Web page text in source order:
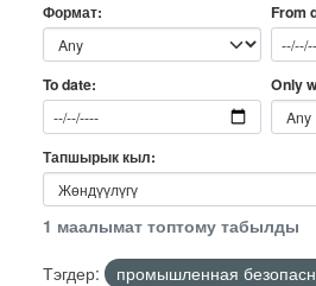
Формат From
To date Only
Тапшырык кыл
1 маалымат топтому табылды
Тэгдер:
промышленная